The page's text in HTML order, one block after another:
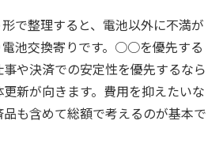
で整理すると、電池以外に不満が
電池交換寄りです。○○を優先する
や決済での安定性を優先するなら
新が向きます。費用を抑えたいな
も含めて総額で考えるのが基本で